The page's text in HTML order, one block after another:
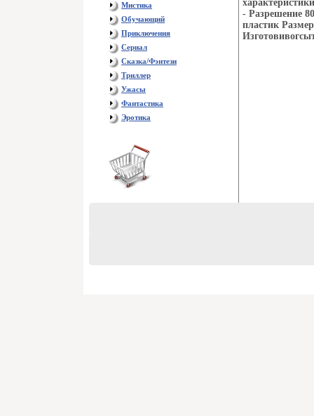
Мистика
Обучающий
Приключения
Сериал
Сказка/Фэнтези
Триллер
Ужасы
Фантастика
Эротика
- Разрешение
пластик